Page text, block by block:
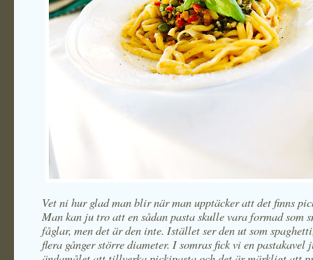
Vet ni hur glad man blir när man upptäcker att det finns
Man kan ju tro att en sådan pasta skulle vara formad som
fåglar, men det är den inte. Istället ser den ut som
flera gånger större diameter. I somras fick vi en pastakavel